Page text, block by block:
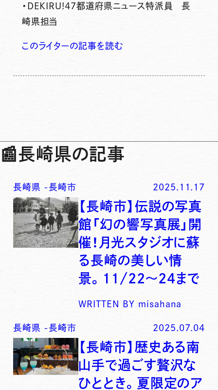
・DEKIRU!47都道府県ニュース特派員 長
崎県担当
このライターの記事を読む
📰長崎県の記事
長崎県 -長崎市 2025.11.17
【長崎市】伝説の写真
館「幻の響写真展」開
催！月光スタジオに蘇
る長崎の美しい情
景。11/22～24まで
WRITTEN BY misahana
長崎県 -長崎市 2025.07.04
【長崎市】歴史ある南
山手で過ごす贅沢な
ひととき。夏限定のア